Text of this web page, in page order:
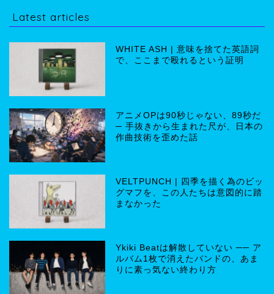
Latest articles
WHITE ASH | 意味を捨てた英語詞
で、ここまで殴れるという証明
アニメOPは90秒じゃない、89秒だ
─ 手抜きから生まれた尺が、日本の
作曲技術を歪めた話
VELTPUNCH | 四季を描く為のビッ
グマフを、この人たちは意図的に踏
まなかった
Ykiki Beatは解散していない ── ア
ルバム1枚で消えたバンドの、あま
りに素っ気ない終わり方